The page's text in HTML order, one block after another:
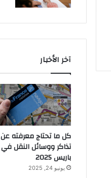
آخر الأخبار
كل ما تحتاج معرفته عن
تذاكر ووسائل النقل في
باريس 2025
يونيو 24, 2025